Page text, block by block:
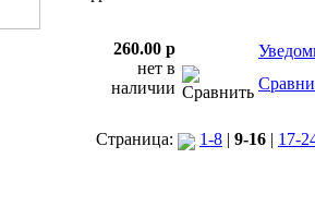
260.00 p
нет в
наличии
Страница: 1-8 | 9-16 | 17-